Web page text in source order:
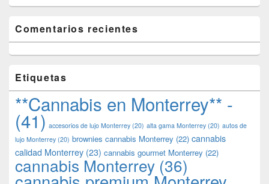
Comentarios recientes
Etiquetas
**Cannabis en Monterrey** -
(41) accesorios de lujo Monterrey (20) alta gama Monterrey (20) autos de
lujo Monterrey (20) brownies cannabis Monterrey (22) cannabis
calidad Monterrey (23) cannabis gourmet Monterrey (22)
cannabis Monterrey (36)